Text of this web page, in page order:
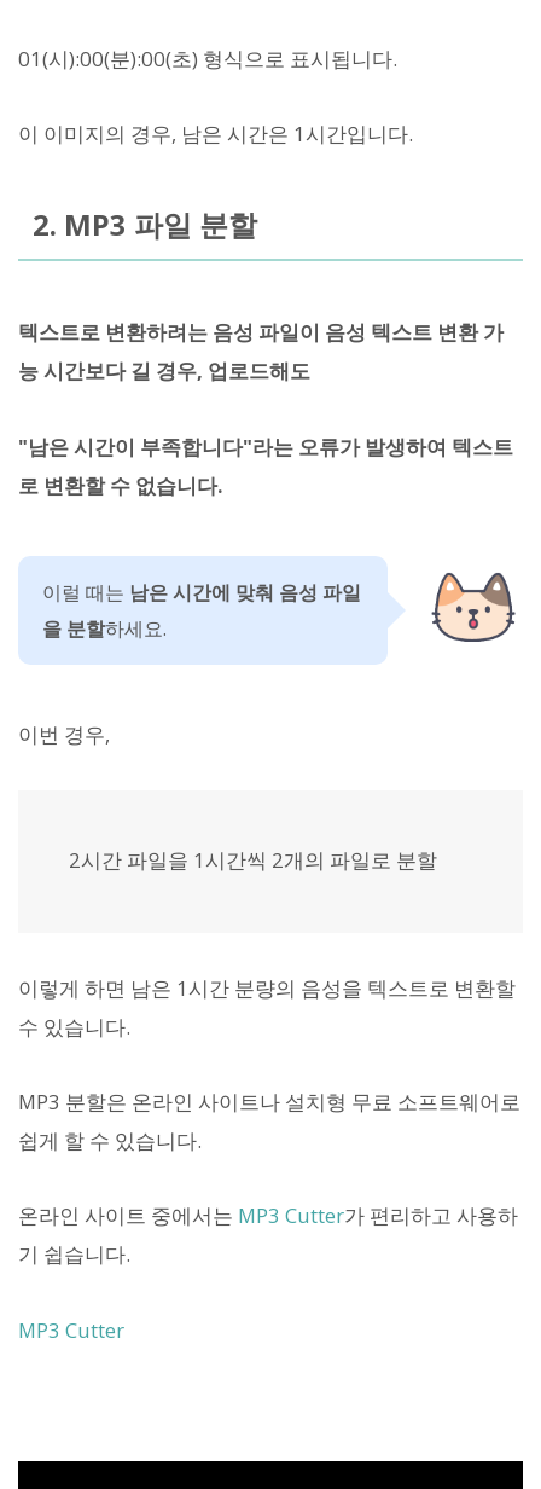
01(시):00(분):00(초) 형식으로 표시됩니다.
이 이미지의 경우, 남은 시간은 1시간입니다.
2. MP3 파일 분할
텍스트로 변환하려는 음성 파일이 음성 텍스트 변환 가
능 시간보다 길 경우, 업로드해도
"남은 시간이 부족합니다"라는 오류가 발생하여 텍스트
로 변환할 수 없습니다.
이럴 때는 남은 시간에 맞춰 음성 파일
을 분할하세요.
이번 경우,
2시간 파일을 1시간씩 2개의 파일로 분할
이렇게 하면 남은 1시간 분량의 음성을 텍스트로 변환할
수 있습니다.
MP3 분할은 온라인 사이트나 설치형 무료 소프트웨어로
쉽게 할 수 있습니다.
온라인 사이트 중에서는 MP3 Cutter가 편리하고 사용하
기 쉽습니다.
MP3 Cutter